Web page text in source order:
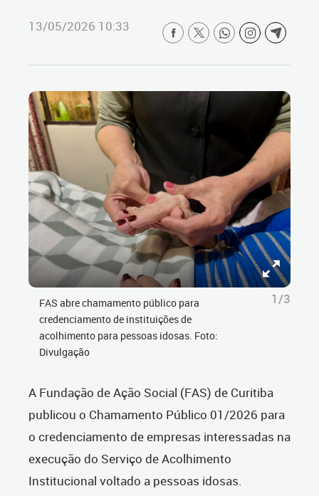
13/05/2026 10:33
FAS abre chamamento público para
credenciamento de instituições de
acolhimento para pessoas idosas. Foto:
Divulgação
1/3
A Fundação de Ação Social (FAS) de Curitiba
publicou o Chamamento Público 01/2026 para
o credenciamento de empresas interessadas na
execução do Serviço de Acolhimento
Institucional voltado a pessoas idosas.